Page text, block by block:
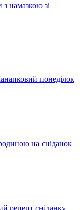
з намазкою зі
понеділок
на сніданок
рецепт сніданку